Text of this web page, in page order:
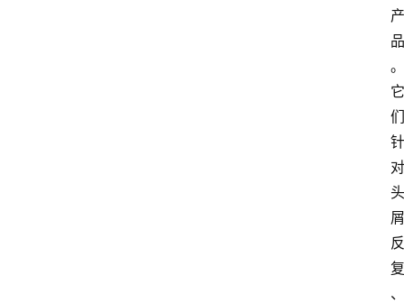
产
品
。
它
们
针
对
头
屑
反
复
、